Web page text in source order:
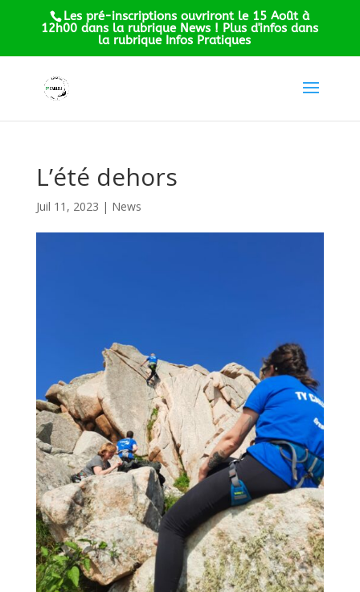
Les pré-inscriptions ouvriront le 15 Août à
12h00 dans la rubrique News ! Plus d'infos dans
la rubrique Infos Pratiques
L’été dehors
Juil 11, 2023 | News